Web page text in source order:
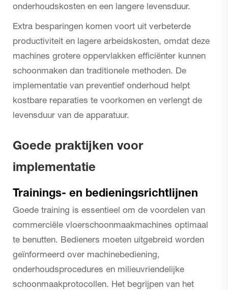
onderhoudskosten en een langere levensduur.
Extra besparingen komen voort uit verbeterde
productiviteit en lagere arbeidskosten, omdat deze
machines grotere oppervlakken efficiënter kunnen
schoonmaken dan traditionele methoden. De
implementatie van preventief onderhoud helpt
kostbare reparaties te voorkomen en verlengt de
levensduur van de apparatuur.
Goede praktijken voor
implementatie
Trainings- en bedieningsrichtlijnen
Goede training is essentieel om de voordelen van
commerciële vloerschoonmaakmachines optimaal
te benutten. Bedieners moeten uitgebreid worden
geïnformeerd over machinebediening,
onderhoudsprocedures en milieuvriendelijke
schoonmaakprotocollen. Het begrijpen van het